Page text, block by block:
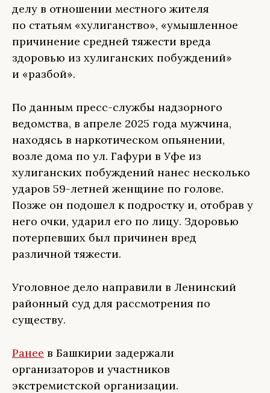
делу в отношении местного жителя
по статьям «хулиганство», «умышленное
причинение средней тяжести вреда
здоровью из хулиганских побуждений»
и «разбой».
По данным пресс-службы надзорного
ведомства, в апреле 2025 года мужчина,
находясь в наркотическом опьянении,
возле дома по ул. Гафури в Уфе из
хулиганских побуждений нанес несколько
ударов 59-летней женщине по голове.
Позже он подошел к подростку и, отобрав у
него очки, ударил его по лицу. Здоровью
потерпевших был причинен вред
различной тяжести.
Уголовное дело направили в Ленинский
районный суд для рассмотрения по
существу.
Ранее в Башкирии задержали
организаторов и участников
экстремистской организации.